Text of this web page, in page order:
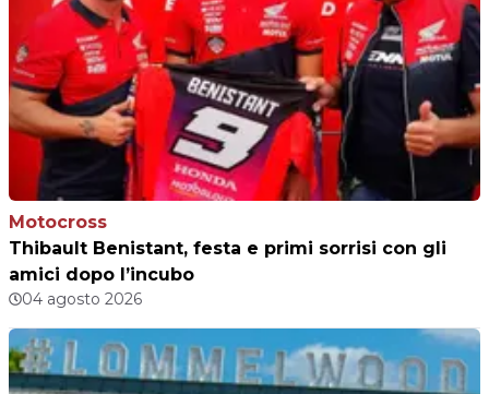
Motocross
Thibault Benistant, festa e primi sorrisi con gli
amici dopo l’incubo
04 agosto 2026